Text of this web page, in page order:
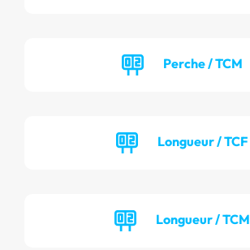
Perche / TCM
Longueur / TCF
Longueur / TCM